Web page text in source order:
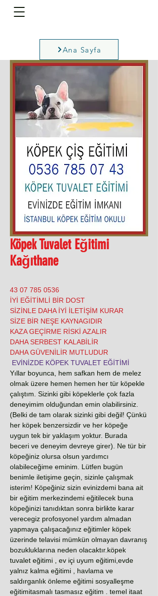
Ana Sayfa
Köpek Tuvalet Eğitimi
Kağıthane
0536 785 07 43
İYİ EĞİTİMLİ BİR DOST
SİZİNLE DAHA İYİ İLETİŞİM KURAR
SİZE BİR NEŞE KAYNAGIDIR
KAZA GEÇİRME RİSKİ AZALIR
DAHA SERBEST KALABİLİR
DAHA GÜVENİLİR MUTLUDUR
EVİNİZDE KÖPEK TUVALET EĞİTİMİ
Yıllar boyunca, hem safkan hem de melez
olmak üzere hemen hemen her tür köpekle
çalıştım. Sizinki gibi köpeklerle çok fazla
deneyimim olduğundan emin olabilirsiniz.
(Belki de tam olarak sizinki gibi değil! Çünkü
her köpek benzersizdir ve her köpeğe
uygun tek bir yaklaşım yoktur. Burada
beceri ve deneyim devreye girer). Ne tür bir
köpeğiniz olursa olsun yardımcı
olabileceğime eminim. Lütfen bugün
benimle iletişime geçin, sizinle çalışmak
isterim! Köpeğiniz sizin evinizdemi bana ait
bir eğitim merkezindemi eğitilecek buna
köpeğinizi tanıdıktan sonra birlikte karar
verecegiz profosyonel yardım almadan
yapmaya çalışacağınız eğitimler köpek
üzerinde telavisi mümkün olmayan davranış
bozukluklarına neden olacaktır.köpek
tuvalet eğitimi , ev içi uyum eğitimi,evde
yalnız kalma eğitimi , havlama ve
saldırganlık önleme eğitimi sosyalleşme
eğitimitasmalı tasmasız eğitim . temel itaat